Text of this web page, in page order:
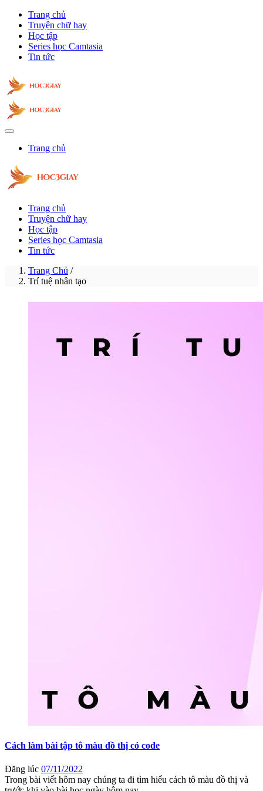
Trang chủ
Truyện chữ hay
Học tập
Series học Camtasia
Tin tức
Trang chủ
Trang chủ
Truyện chữ hay
Học tập
Series học Camtasia
Tin tức
Trang Chủ /
Trí tuệ nhân tạo
Cách làm bài tập tô màu đồ thị có code
Đăng lúc 07/11/2022
Trong bài viết hôm nay chúng ta đi tìm hiểu cách tô màu đồ thị và